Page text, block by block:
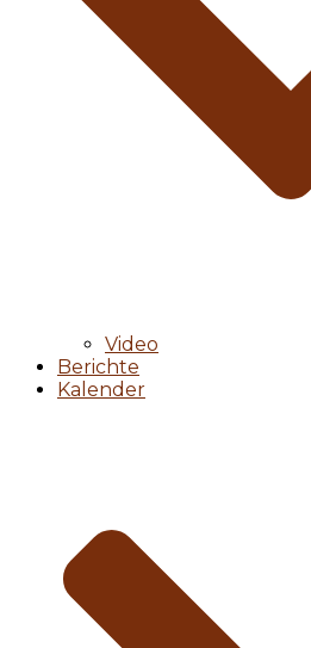
Video
Berichte
Kalender